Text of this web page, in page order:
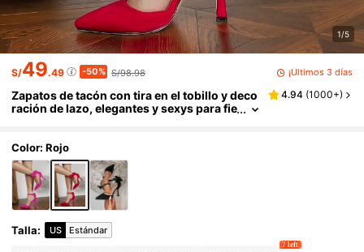
1/5
S/49.49 -50% S/98.98 ¡Últimos 3 días
Zapatos de tacón con tira en el tobillo y deco
ración de lazo, elegantes y sexys para fie
4.94 (1000+)
Color: Rojo
Talla: US Estándar
7 left